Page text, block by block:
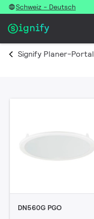
Schweiz - Deutsch
Signify Planer-Portal
DN560G PGO